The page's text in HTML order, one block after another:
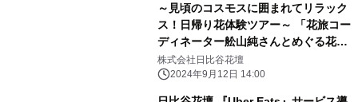
～見頃のコスモスに囲まれてリラック
ス！日帰り花体験ツアー～ 「花旅コー
ディネーター舩山純さんとめぐる花散
歩」 千葉・あけぼの山農業公園で10
月18日（金）開催
株式会社日比谷花壇
2024年9月12日 14:00